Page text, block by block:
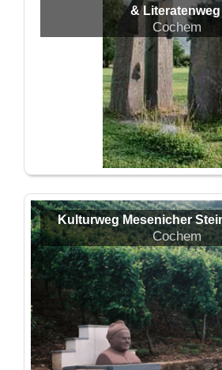
& Literatenweg
Cochem
Kulturweg Mesenicher
Cochem